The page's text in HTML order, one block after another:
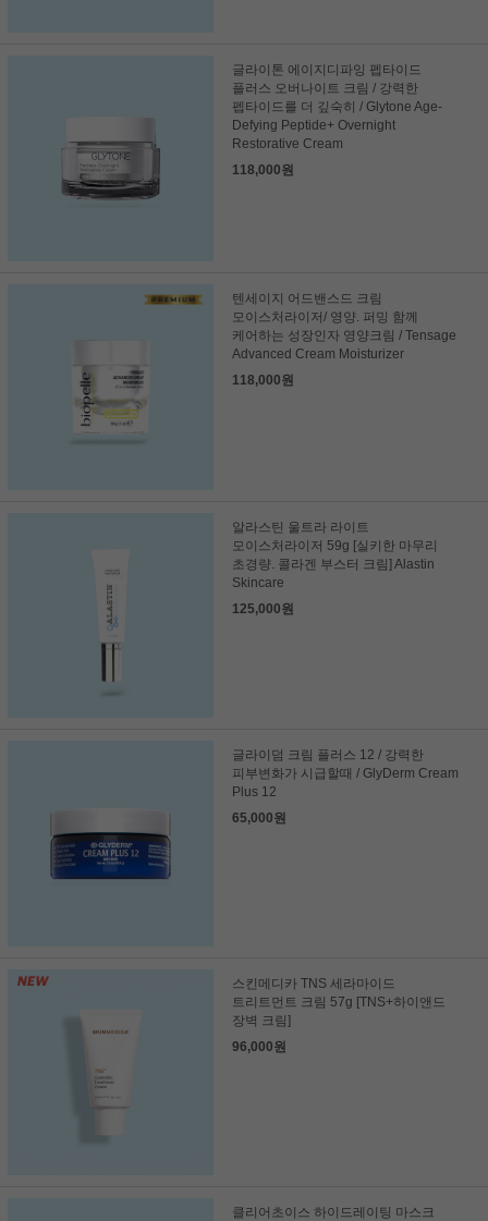
글라이톤 에이지디파잉 펩타이드
플러스 오버나이트 크림 / 강력한
펩타이드를 더 깊숙히 / Glytone Age-
Defying Peptide+ Overnight
Restorative Cream
118,000원
텐세이지 어드밴스드 크림
모이스처라이저/ 영양. 퍼밍 함께
케어하는 성장인자 영양크림 / Tensage
Advanced Cream Moisturizer
118,000원
알라스틴 울트라 라이트
모이스처라이저 59g [실키한 마무리
초경량. 콜라겐 부스터 크림] Alastin
Skincare
125,000원
글라이덤 크림 플러스 12 / 강력한
피부변화가 시급할때 / GlyDerm Cream
Plus 12
65,000원
스킨메디카 TNS 세라마이드
트리트먼트 크림 57g [TNS+하이앤드
장벽 크림]
96,000원
클리어초이스 하이드레이팅 마스크